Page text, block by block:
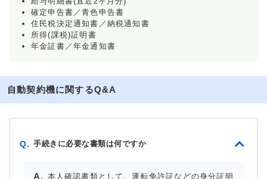
確定申告書／青色申告書
住民税決定通知書／納税通知書
所得(課税)証明書
年金証書／年金通知書
自動契約機に関するQ&A
Q. 手続きに必要な書類は何ですか
本人確認書類として、運転免許証などの身分証明